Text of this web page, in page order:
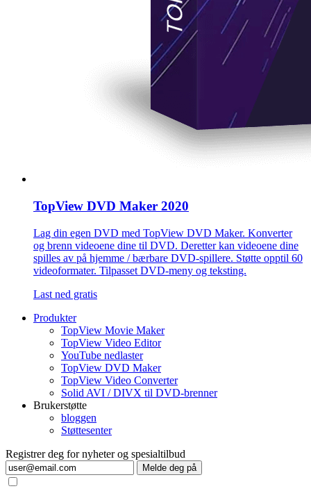
TopView DVD Maker 2020
Lag din egen DVD med TopView DVD Maker. Konverter
og brenn videoene dine til DVD. Deretter kan videoene dine
spilles av på hjemme / bærbare DVD-spillere. Støtte opptil 60
videoformater. Tilpasset DVD-meny og teksting.
Last ned gratis
Produkter
TopView Movie Maker
TopView Video Editor
YouTube nedlaster
TopView DVD Maker
TopView Video Converter
Solid AVI / DIVX til DVD-brenner
Brukerstøtte
bloggen
Støttesenter
Registrer deg for nyheter og spesialtilbud
Melde deg på